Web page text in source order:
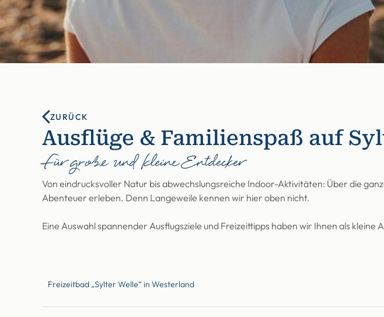
ZURÜCK
Ausflüge & Familienspaß auf
Für große und kleine Entdecker
Von eindrucksvoller Natur bis abwechslungsreiche Indoor-Aktivitäten: Über die
Abenteuer erleben. Denn Langeweile kennen wir hier oben nicht.
Eine Auswahl spannender Ausflugsziele und Freizeittipps haben wir Ihnen als
Freizeitbad „Sylter Welle“ in Westerland